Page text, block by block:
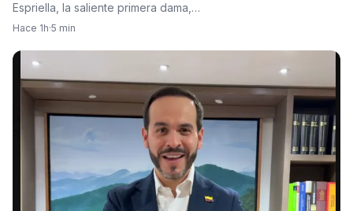
Espriella, la saliente primera dama,…
Hace 1h·5 min